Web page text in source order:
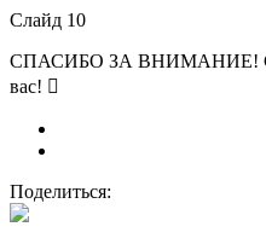
Слайд 10
СПАСИБО ЗА ВНИМАНИЕ! С
вас! 
Поделиться: